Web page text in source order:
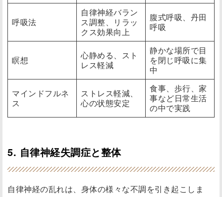
呼吸法
自律神経バラン
ス調整、リラッ
クス効果向上
腹式呼吸、丹田
呼吸
瞑想
心静める、スト
レス軽減
静かな場所で目
を閉じ呼吸に集
中
マインドフルネ
ス
ストレス軽減、
心の状態安定
食事、歩行、家
事など日常生活
の中で実践
5. 自律神経失調症と整体
自律神経の乱れは、身体の様々な不調を引き起こしま